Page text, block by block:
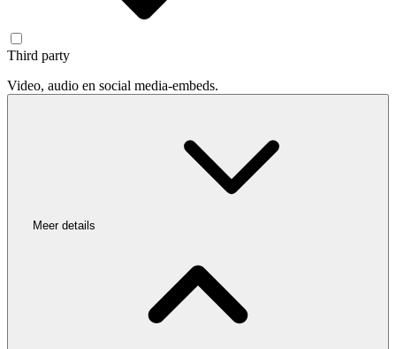
Third party
Video, audio en social media-embeds.
Meer details